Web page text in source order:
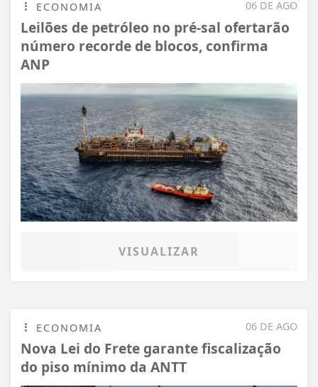
06 DE AGO
ECONOMIA
Leilões de petróleo no pré-sal ofertarão
número recorde de blocos, confirma
ANP
VISUALIZAR
06 DE AGO
ECONOMIA
Nova Lei do Frete garante fiscalização
do piso mínimo da ANTT